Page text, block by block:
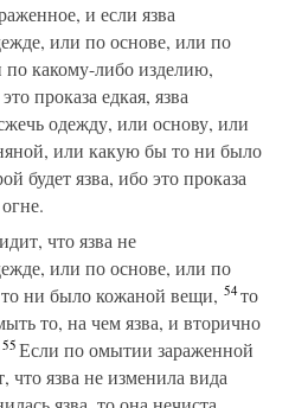
и если язва
или по основе, или по
какому-либо изделию,
проказа едкая, язва
одежду, или основу, или
или какую бы то ни было
будет язва, ибо это проказа
что язва не
или по основе, или по
ни было кожаной вещи, 54то
то, на чем язва, и вторично
55Если по омытии зараженной
что язва не изменила вида